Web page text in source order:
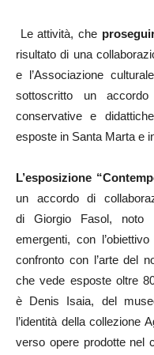
Le attività, che
risultato di una
e l’Associazione
sottoscritto un
conservative e
esposte in Santa Marta e
L’esposizione
un accordo di
di Giorgio Fasol, noto
emergenti, con
confronto con l’arte del
che vede esposte oltre
è Denis Isaia, del
l’identità della collezione
verso opere prodotte nel